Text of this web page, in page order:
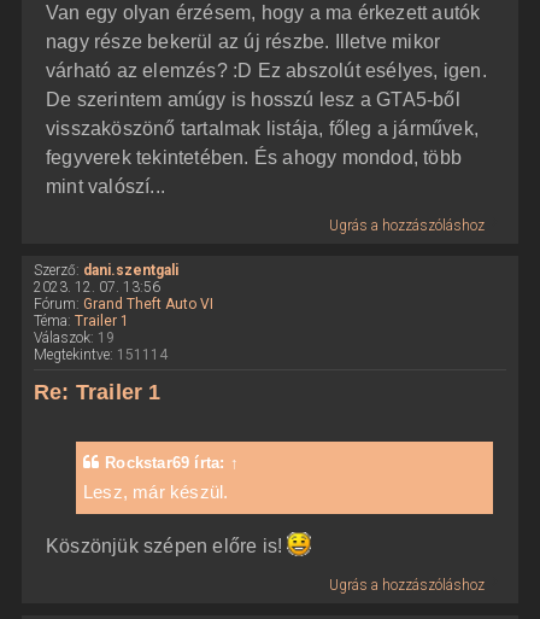
Van egy olyan érzésem, hogy a ma érkezett autók
nagy része bekerül az új részbe. Illetve mikor
várható az elemzés? :D Ez abszolút esélyes, igen.
De szerintem amúgy is hosszú lesz a GTA5-ből
visszaköszönő tartalmak listája, főleg a járművek,
fegyverek tekintetében. És ahogy mondod, több
mint valószí...
Ugrás a hozzászóláshoz
Szerző: dani.szentgali
2023. 12. 07. 13:56
Fórum: Grand Theft Auto VI
Téma: Trailer 1
Válaszok: 19
Megtekintve: 151114
Re: Trailer 1
Rockstar69 írta: ↑
Lesz, már készül.
Köszönjük szépen előre is!
Ugrás a hozzászóláshoz